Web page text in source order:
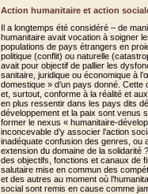
Action humanitaire et action
Il a longtemps été considéré – de
humanitaire avait vocation à soigner
populations de pays étrangers en
politique (conflit) ou naturelle
avait pour objectif de pallier les
sanitaire, juridique ou économique à
domestique » d’un pays donné. Cette
et, surtout, conforme à la réalité et
en plus ressentir dans les pays dits
dévelop­pement et la paix sont venus
former le nexus « humanitaire-
inconcevable d’y associer l’ac­tion
ina­déquate confusion des genres, ou
extension du domaine de la solidarité
des objectifs, fonc­tions et canaux de
salutaire mise en commun des
et des autres au moment où
social sont remis en cause comme